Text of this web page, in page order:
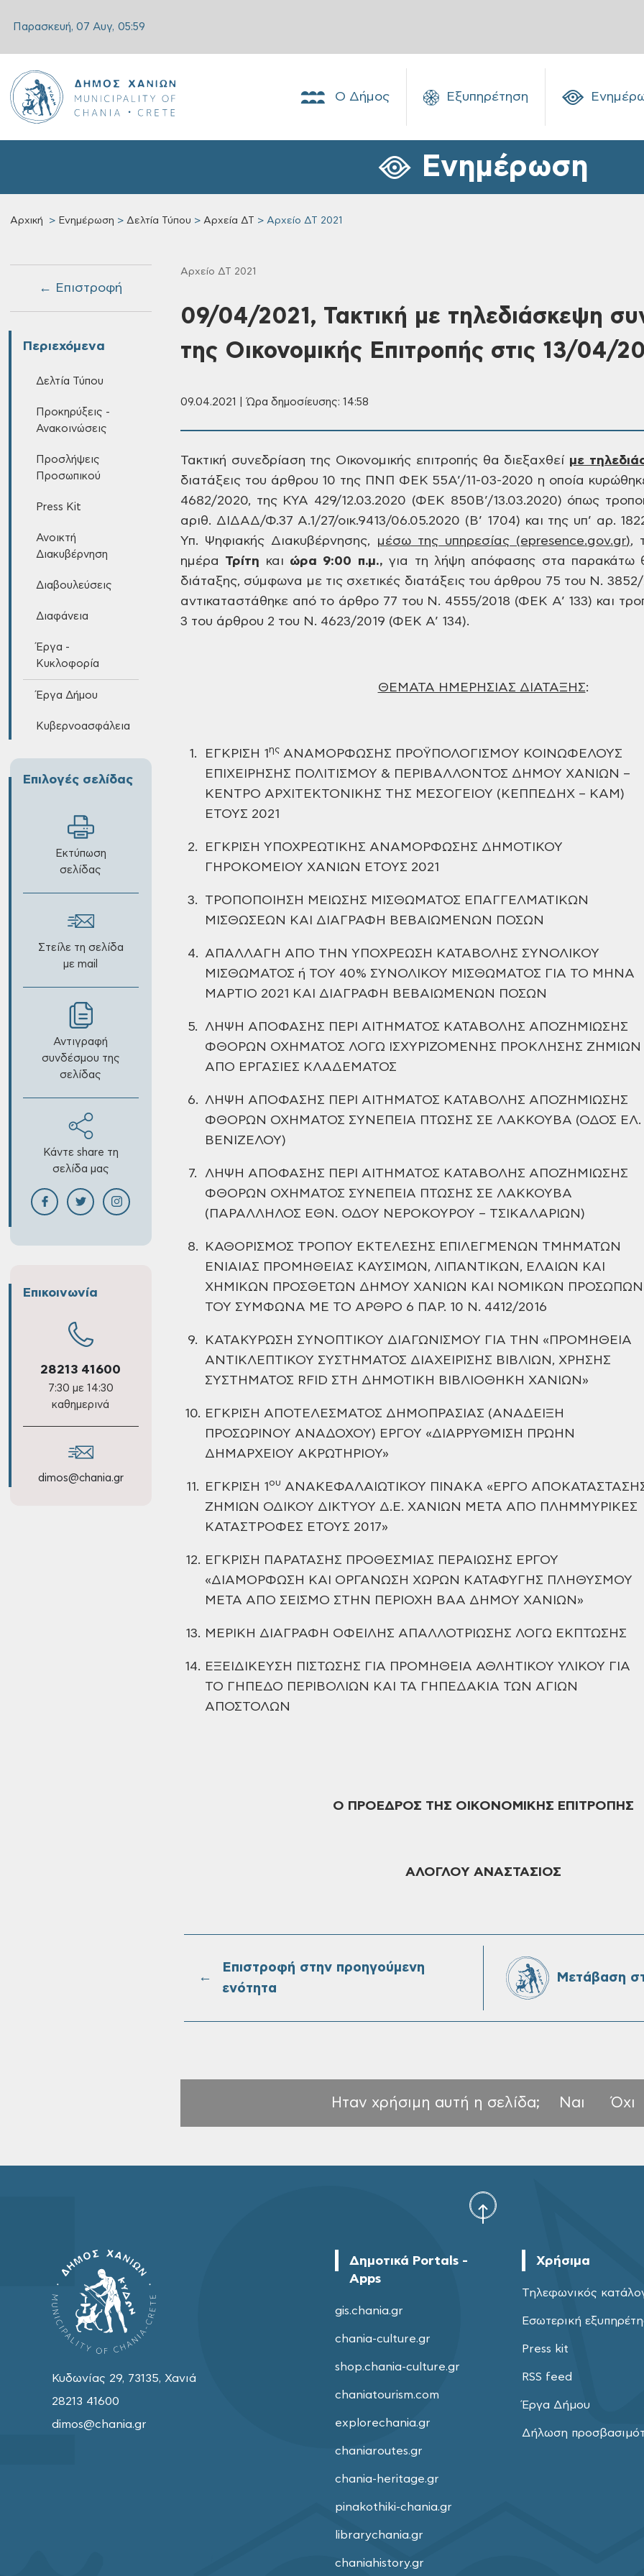
Παρασκευή, 07 Αυγ, 05:59
Ο Δήμος Εξυπηρέτηση
Ενημέρωση
Αρχική Ενημέρωση Δελτία Τύπου Αρχεία ΔΤ Αρχείο ΔΤ 2021
← Επιστροφή
Περιεχόμενα
Δελτία Τύπου
Προκηρύξεις -
Ανακοινώσεις
Προσλήψεις
Προσωπικού
Press Kit
Ανοικτή
Διακυβέρνηση
Διαβουλεύσεις
Διαφάνεια
Έργα -
Κυκλοφορία
Έργα Δήμου
Κυβερνοασφάλεια
Επιλογές σελίδας
Εκτύπωση
σελίδας
Στείλε τη σελίδα
με mail
Αντιγραφή
συνδέσμου της
σελίδας
Κάντε share τη
σελίδα μας
Επικοινωνία
28213 41600
7:30 με 14:30
καθημερινά
dimos@chania.gr
Αρχείο ΔΤ 2021
09/04/2021, Τακτική με τηλεδιάσκεψη
της Οικονομικής Επιτροπής στις 13/04/
09.04.2021 | Ώρα δημοσίευσης: 14:58
Τακτική συνεδρίαση της Οικονομικής επιτροπής θα διεξαχθεί με
διατάξεις του άρθρου 10 της ΠΝΠ ΦΕΚ 55Α’/11-03-2020 η οποία
4682/2020, της ΚΥΑ 429/12.03.2020 (ΦΕΚ 850Β’/13.03.2020) όπως
αριθ. ΔΙΔΑΔ/Φ.37 Α.1/27/οικ.9413/06.05.2020 (Β’ 1704) και της υπ’ αρ.
Υπ. Ψηφιακής Διακυβέρνησης, μέσωτης υπηρεσίας (epresence.gov.gr),
ημέρα
Τρίτη και ώρα 9:00 π.μ.,για τη λήψη απόφασης στα παρακάτω
διάταξης, σύμφωνα με τις σχετικές διατάξεις του άρθρου 75 του Ν.
αντικαταστάθηκε από το άρθρο 77 του Ν. 4555/2018 (ΦΕΚ Α’ 133) και
3 του άρθρου 2 του Ν. 4623/2019 (ΦΕΚ Α’ 134).
ΘΕΜΑΤΑ ΗΜΕΡΗΣΙΑΣ ΔΙΑΤΑΞΗΣ:
1. ΕΓΚΡΙΣΗ 1 ης ΑΝΑΜΟΡΦΩΣΗΣ ΠΡΟΫΠΟΛΟΓΙΣΜΟΥ ΚΟΙΝΩΦΕΛΟΥΣ
ΕΠΙΧΕΙΡΗΣΗΣ ΠΟΛΙΤΙΣΜΟΥ & ΠΕΡΙΒΑΛΛΟΝΤΟΣ ΔΗΜΟΥ ΧΑΝΙΩΝ –
ΚΕΝΤΡΟ ΑΡΧΙΤΕΚΤΟΝΙΚΗΣ ΤΗΣ ΜΕΣΟΓΕΙΟΥ (ΚΕΠΠΕΔΗΧ – ΚΑΜ)
ΕΤΟΥΣ 2021
2.
ΕΓΚΡΙΣΗ ΥΠΟΧΡΕΩΤΙΚΗΣ ΑΝΑΜΟΡΦΩΣΗΣ ΔΗΜΟΤΙΚΟΥ
ΓΗΡΟΚΟΜΕΙΟΥ ΧΑΝΙΩΝ ΕΤΟΥΣ 2021
3.
ΤΡΟΠΟΠΟΙΗΣΗ ΜΕΙΩΣΗΣ ΜΙΣΘΩΜΑΤΟΣ ΕΠΑΓΓΕΛΜΑΤΙΚΩΝ
ΜΙΣΘΩΣΕΩΝ ΚΑΙ ΔΙΑΓΡΑΦΗ
ΒΕΒΑΙΩΜΕΝΩΝ ΠΟΣΩΝ
4. ΑΠΑΛΛΑΓΗ ΑΠΟ ΤΗΝ ΥΠΟΧΡΕΩΣΗ ΚΑΤΑΒΟΛΗΣ ΣΥΝΟΛΙΚΟΥ
ΜΙΣΘΩΜΑΤΟΣ ή ΤΟΥ 40% ΣΥΝΟΛΙΚΟΥ ΜΙΣΘΩΜΑΤΟΣ ΓΙΑ ΤΟ ΜΗΝΑ
ΜΑΡΤΙΟ 2021 ΚΑΙ ΔΙΑΓΡΑΦΗ ΒΕΒΑΙΩΜΕΝΩΝ ΠΟΣΩΝ
5.
ΛΗΨΗ ΑΠΟΦΑΣΗΣ ΠΕΡΙ ΑΙΤΗΜΑΤΟΣ ΚΑΤΑΒΟΛΗΣ ΑΠΟΖΗΜΙΩΣΗΣ
ΦΘΟΡΩΝ ΟΧΗΜΑΤΟΣ ΛΟΓΩ ΙΣΧΥΡΙΖΟΜΕΝΗΣ ΠΡΟΚΛΗΣΗΣ ΖΗΜΙΩΝ
ΑΠΟ ΕΡΓΑΣΙΕΣ ΚΛΑΔΕΜΑΤΟΣ
6. ΛΗΨΗ ΑΠΟΦΑΣΗΣ ΠΕΡΙ ΑΙΤΗΜΑΤΟΣ ΚΑΤΑΒΟΛΗΣ ΑΠΟΖΗΜΙΩΣΗΣ
ΦΘΟΡΩΝ ΟΧΗΜΑΤΟΣ ΣΥΝΕΠΕΙΑ ΠΤΩΣΗΣ ΣΕ ΛΑΚΚΟΥΒΑ (ΟΔΟΣ ΕΛ.
ΒΕΝΙΖΕΛΟΥ)
7.
ΛΗΨΗ ΑΠΟΦΑΣΗΣ ΠΕΡΙ ΑΙΤΗΜΑΤΟΣ ΚΑΤΑΒΟΛΗΣ ΑΠΟΖΗΜΙΩΣΗΣ
ΦΘΟΡΩΝ ΟΧΗΜΑΤΟΣ ΣΥΝΕΠΕΙΑ ΠΤΩΣΗΣ ΣΕ ΛΑΚΚΟΥΒΑ
(ΠΑΡΑΛΛΗΛΟΣ ΕΘΝ. ΟΔΟΥ ΝΕΡΟΚΟΥΡΟΥ – ΤΣΙΚΑΛΑΡΙΩΝ)
8.
ΚΑΘΟΡΙΣΜΟΣ ΤΡΟΠΟΥ ΕΚΤΕΛΕΣΗΣ ΕΠΙΛΕΓΜΕΝΩΝ ΤΜΗΜΑΤΩΝ
ΕΝΙΑΙΑΣ ΠΡΟΜΗΘΕΙΑΣ ΚΑΥΣΙΜΩΝ, ΛΙΠΑΝΤΙΚΩΝ, ΕΛΑΙΩΝ ΚΑΙ
ΧΗΜΙΚΩΝ ΠΡΟΣΘΕΤΩΝ ΔΗΜΟΥ ΧΑΝΙΩΝ ΚΑΙ ΝΟΜΙΚΩΝ
ΠΡΟΣΩΠΩΝ
ΤΟΥ ΣΥΜΦΩΝΑ ΜΕ ΤΟ ΑΡΘΡΟ 6 ΠΑΡ. 10 Ν. 4412/2016
9.
ΚΑΤΑΚΥΡΩΣΗ ΣΥΝΟΠΤΙΚΟΥ ΔΙΑΓΩΝΙΣΜΟΥ ΓΙΑ ΤΗΝ «ΠΡΟΜΗΘΕΙΑ
ΑΝΤΙΚΛΕΠΤΙΚΟΥ ΣΥΣΤΗΜΑΤΟΣ ΔΙΑΧΕΙΡΙΣΗΣ ΒΙΒΛΙΩΝ, ΧΡΗΣΗΣ
ΣΥΣΤΗΜΑΤΟΣ RFID ΣΤΗ ΔΗΜΟΤΙΚΗ ΒΙΒΛΙΟΘΗΚΗ ΧΑΝΙΩΝ»
10. ΕΓΚΡΙΣΗ ΑΠΟΤΕΛΕΣΜΑΤΟΣ ΔΗΜΟΠΡΑΣΙΑΣ (ΑΝΑΔΕΙΞΗ
ΠΡΟΣΩΡΙΝΟΥ ΑΝΑΔΟΧΟΥ) ΕΡΓΟΥ «ΔΙΑΡΡΥΘΜΙΣΗ
ΠΡΩΗΝ
ΔΗΜΑΡΧΕΙΟΥ ΑΚΡΩΤΗΡΙΟΥ»
11. ΕΓΚΡΙΣΗ 1 ου ΑΝΑΚΕΦΑΛΑΙΩΤΙΚΟΥ ΠΙΝΑΚΑ «ΕΡΓΟ
ΖΗΜΙΩΝ ΟΔΙΚΟΥ ΔΙΚΤΥΟΥ Δ.Ε. ΧΑΝΙΩΝ ΜΕΤΑ ΑΠΟ ΠΛΗΜΜΥΡΙΚΕΣ
ΚΑΤΑΣΤΡΟΦΕΣ ΕΤΟΥΣ 2017»
12. ΕΓΚΡΙΣΗ ΠΑΡΑΤΑΣΗΣ ΠΡΟΘΕΣΜΙΑΣ ΠΕΡΑΙΩΣΗΣ ΕΡΓΟΥ
«ΔΙΑΜΟΡΦΩΣΗ ΚΑΙ ΟΡΓΑΝΩΣΗ ΧΩΡΩΝ ΚΑΤΑΦΥΓΗΣ ΠΛΗΘΥΣΜΟΥ
ΜΕΤΑ ΑΠΟ ΣΕΙΣΜΟ ΣΤΗΝ ΠΕΡΙΟΧΗ ΒΑΑ ΔΗΜΟΥ ΧΑΝΙΩΝ»
13. ΜΕΡΙΚΗ ΔΙΑΓΡΑΦΗ ΟΦΕΙΛΗΣ ΑΠΑΛΛΟΤΡΙΩΣΗΣ ΛΟΓΩ ΕΚΠΤΩΣΗΣ
14. ΕΞΕΙΔΙΚΕΥΣΗ ΠΙΣΤΩΣΗΣ ΓΙΑ ΠΡΟΜΗΘΕΙΑ ΑΘΛΗΤΙΚΟΥ ΥΛΙΚΟΥ ΓΙΑ
ΤΟ ΓΗΠΕΔΟ ΠΕΡΙΒΟΛΙΩΝ
ΚΑΙ ΤΑ ΓΗΠΕΔΑΚΙΑ ΤΩΝ ΑΓΙΩΝ
ΑΠΟΣΤΟΛΩΝ
Ο ΠΡΟΕΔΡΟΣ ΤΗΣ ΟΙΚΟΝΟΜΙΚΗΣ ΕΠΙΤΡΟΠΗΣ
ΑΛΟΓΛΟΥ ΑΝΑΣΤΑΣΙΟΣ
←
Επιστροφή στην προηγούμενη
ενότητα
Μετάβαση
Ηταν χρήσιμη αυτή η σελίδα; Ναι Όχι
Κυδωνίας 29, 73135, Χανιά
28213 41600
dimos@chania.gr
Δημοτικά Portals -
Apps
gis.chania.gr
chania-culture.gr
shop.chania-culture.gr
chaniatourism.com
explorechania.gr
chaniaroutes.gr
chania-heritage.gr
pinakothiki-chania.gr
librarychania.gr
chaniahistory.gr
Χρήσιμα
Τηλεφωνικός
Εσωτερική
Press kit
RSS feed
Έργα Δήμου
Δήλωση